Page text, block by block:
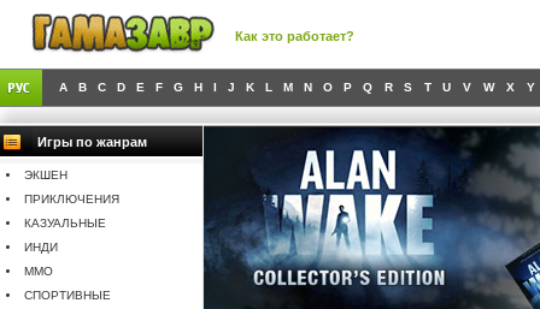
Как это работает?
A B C D E F G H I J K L M N O P Q R S T U V W X Y
Игры по жанрам
ЭКШЕН
ПРИКЛЮЧЕНИЯ
КАЗУАЛЬНЫЕ
ИНДИ
MMO
СПОРТИВНЫЕ